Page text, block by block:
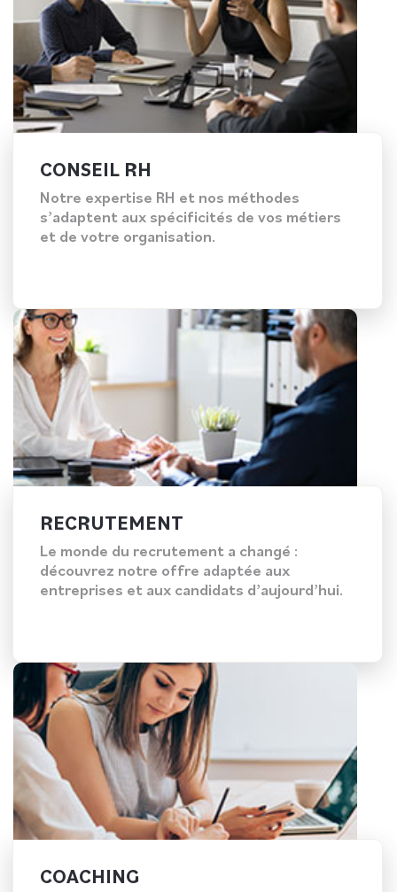
CONSEIL RH
Notre expertise RH et nos méthodes
s’adaptent aux spécificités de vos métiers
et de votre organisation.
RECRUTEMENT
Le monde du recrutement a changé :
découvrez notre offre adaptée aux
entreprises et aux candidats d’aujourd’hui.
COACHING